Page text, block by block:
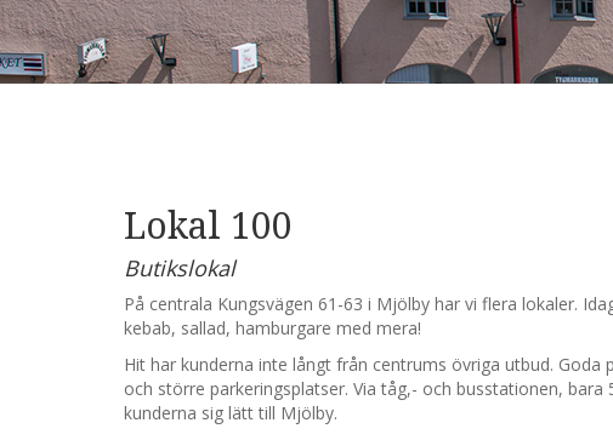
Lokal 100
Butikslokal
På centrala Kungsvägen 61-63 i Mjölby har vi flera lokaler.
kebab, sallad, hamburgare med mera!
Hit har kunderna inte långt från centrums övriga utbud.
och större parkeringsplatser. Via tåg,- och busstationen,
kunderna sig lätt till Mjölby.